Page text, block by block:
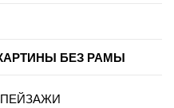
БЕЗ РАМЫ